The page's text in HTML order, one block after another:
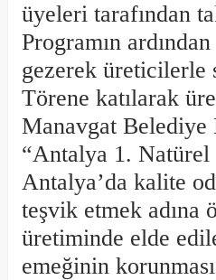
üyeleri tarafından
Programın
gezerek üreticilerle
Törene katılarak
Manavgat
“Antalya 1. Natürel
Antalya’da kalite
teşvik etmek adına
üretiminde elde
emeğinin